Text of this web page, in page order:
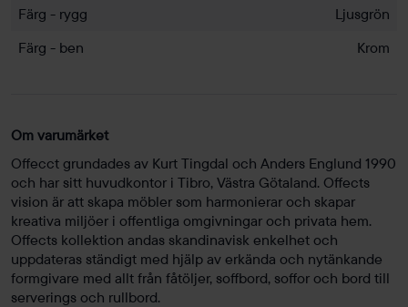
Färg - rygg
Ljusgrön
Färg - ben
Krom
Om varumärket
Offecct grundades av Kurt Tingdal och Anders Englund 1990
och har sitt huvudkontor i Tibro, Västra Götaland. Offects
vision är att skapa möbler som harmonierar och skapar
kreativa miljöer i offentliga omgivningar och privata hem.
Offects kollektion andas skandinavisk enkelhet och
uppdateras ständigt med hjälp av erkända och nytänkande
formgivare med allt från fåtöljer, soffbord, soffor och bord till
serverings och rullbord.